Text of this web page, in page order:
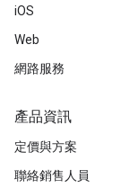
iOS
Web
網路服務
產品資訊
定價與方案
聯絡銷售人員